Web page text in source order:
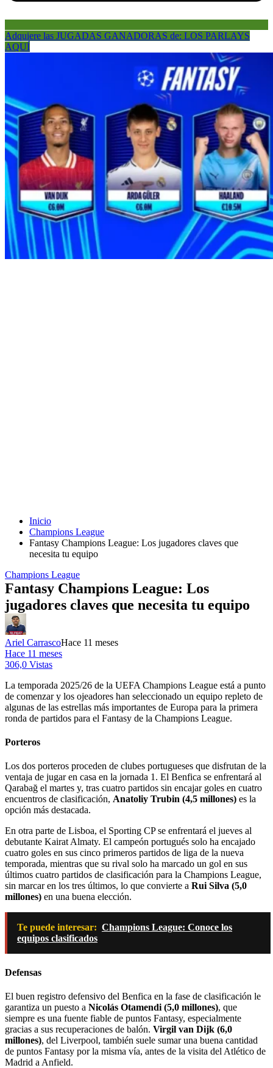
Adquiere las JUGADAS GANADORAS de: LOS PARLAYS
AQUÍ
Inicio
Champions League
Fantasy Champions League: Los jugadores claves que
necesita tu equipo
Champions League
Fantasy Champions League: Los
jugadores claves que necesita tu equipo
Ariel CarrascoHace 11 meses
Hace 11 meses
306,0 Vistas
La temporada 2025/26 de la UEFA Champions League está a punto
de comenzar y los ojeadores han seleccionado un equipo repleto de
algunas de las estrellas más importantes de Europa para la primera
ronda de partidos para el Fantasy de la Champions League.
Porteros
Los dos porteros proceden de clubes portugueses que disfrutan de la
ventaja de jugar en casa en la jornada 1. El Benfica se enfrentará al
Qarabağ el martes y, tras cuatro partidos sin encajar goles en cuatro
encuentros de clasificación, Anatoliy Trubin (4,5 millones) es la
opción más destacada.
En otra parte de Lisboa, el Sporting CP se enfrentará el jueves al
debutante Kairat Almaty. El campeón portugués solo ha encajado
cuatro goles en sus cinco primeros partidos de liga de la nueva
temporada, mientras que su rival solo ha marcado un gol en sus
últimos cuatro partidos de clasificación para la Champions League,
sin marcar en los tres últimos, lo que convierte a Rui Silva (5,0
millones) en una buena elección.
Te puede interesar: Champions League: Conoce los
equipos clasificados
Defensas
El buen registro defensivo del Benfica en la fase de clasificación le
garantiza un puesto a Nicolás Otamendi (5,0 millones), que
siempre es una fuente fiable de puntos Fantasy, especialmente
gracias a sus recuperaciones de balón. Virgil van Dijk (6,0
millones), del Liverpool, también suele sumar una buena cantidad
de puntos Fantasy por la misma vía, antes de la visita del Atlético de
Madrid a Anfield.